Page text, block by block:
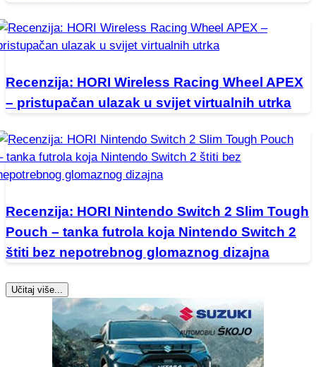
Recenzija: HORI Wireless Racing Wheel APEX
– pristupačan ulazak u svijet virtualnih utrka
Recenzija: HORI Nintendo Switch 2 Slim Tough
Pouch – tanka futrola koja Nintendo Switch 2
štiti bez nepotrebnog glomaznog dizajna
Učitaj više...